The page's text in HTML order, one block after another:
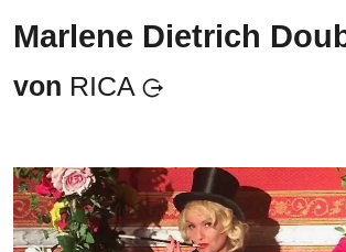
Marlene Dietrich
von RICA